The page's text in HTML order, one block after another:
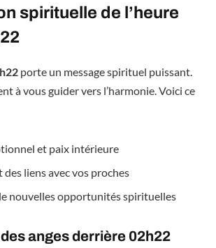
spirituelle de l’heure
porte un message spirituel puissant.
à vous guider vers l’harmonie. Voici ce
et paix intérieure
liens avec vos proches
nouvelles opportunités spirituelles
anges derrière 02h22